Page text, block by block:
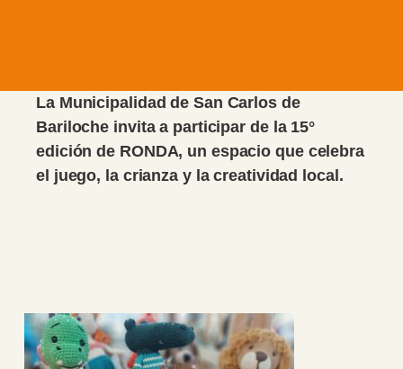
La Municipalidad de San Carlos de
Bariloche invita a participar de la 15°
edición de RONDA, un espacio que celebra
el juego, la crianza y la creatividad local.